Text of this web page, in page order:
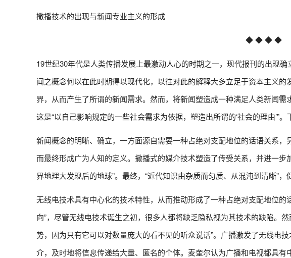
撒播技术的出现与新闻专业主义的形成
◆ ◆ ◆ ◆
19世纪30年代是人类传播发展上最激动人心的时期之一，现代报刊的出现
闻之概念何以在此时期得以现代化，以往对此的解释大多立足于资本主义
界，从而产生了所谓的新闻需求。然而，将新闻塑造成一种满足人类新闻需
这是“以自己影响规定的一些社会需求为依据，塑造出所谓的‘社会的理由’”
新闻概念的明晰、确立，一方面源自需要一种占绝对支配地位的话语关系
而最终形成广为人知的定义。撒播式的媒介技术塑造了传受关系，并进一
界地理大发现后的地球”。最终，“近代知识由杂质而匀质、从混沌到清晰”，
无线电技术具有中心化的技术特性，从而推动形成了一种占绝对支配地位
向”，尽管无线电技术诞生之初，很多人都将缺乏隐私视为其技术的缺陷。
势，因为只有它可以对数量庞大的看不见的听众说话”。广播激发了无线电
介，及时地将信息传递给大量、匿名的个体。麦奎尔认为广播和电视都具